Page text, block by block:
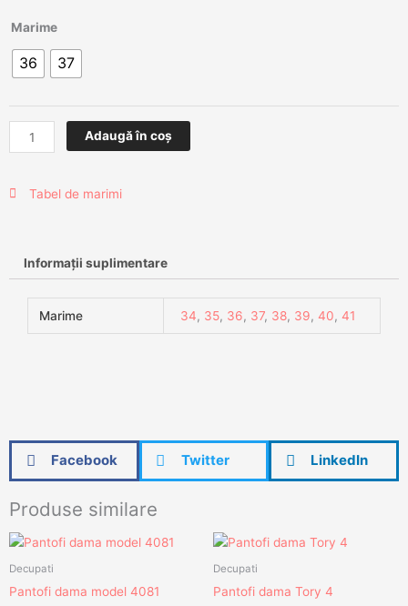
Marime
36 37
Cantitate
decupati
Adaugă în coș
Tabel de marimi
Informații suplimentare
Marime 34, 35, 36, 37, 38, 39,40,41
Facebook Twitter LinkedIn
Produse similare
Decupati
Pantofi dama model 4081
Decupati
Pantofi dama Tory 4